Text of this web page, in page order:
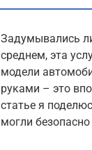
Задумывались
среднем, эта
модели
руками – это
статье я
могли